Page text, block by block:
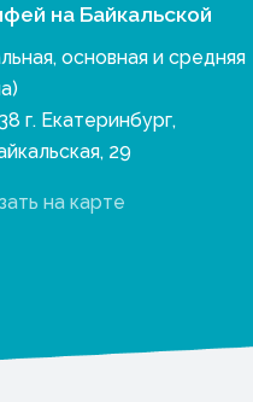
на Байкальской
основная и средняя
г. Екатеринбург,
29
на карте